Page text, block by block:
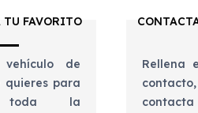
TU FAVORITO
de
quieres para
toda la
Rellena